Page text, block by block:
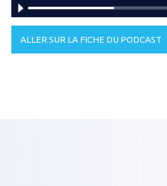
ALLER SUR LA FICHE DU PODCAST